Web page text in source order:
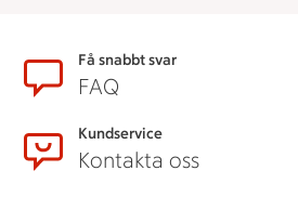
SidfotFå snabbt svar
FAQ
Kundservice
Kontakta oss